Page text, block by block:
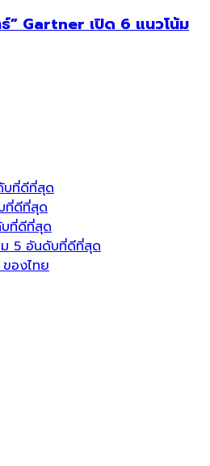
ธ์” Gartner เปิด 6 แนวโน้ม
บที่ดีที่สุด
ที่ดีที่สุด
บที่ดีที่สุด
ม 5 อันดับที่ดีที่สุด
ของไทย